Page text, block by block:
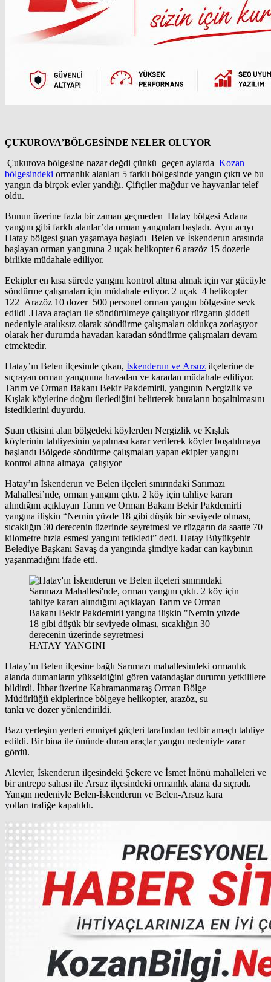
ÇUKUROVA’BÖLGESİNDE NELER OLUYOR
Çukurova bölgesine nazar değdi çünkü geçen aylarda Kozan
bölgesindeki ormanlık alanları 5 farklı bölgesinde yangın çıktı ve bu
yangın da birçok evler yandığı. Çiftçiler mağdur ve hayvanlar telef
oldu.
Bunun üzerine fazla bir zaman geçmeden Hatay bölgesi Adana
yangını gibi farklı alanlar’da orman yangınları başladı. Aynı acıyı
Hatay bölgesi şuan yaşamaya başladı Belen ve İskenderun arasında
başlayan orman yangınına 2 uçak helikopter 6 arazöz 15 dozerle
birlikte müdahale ediliyor.
Eekipler en kısa sürede yangını kontrol altına almak için var gücüyle
söndürme çalışmaları için müdahale ediyor. 2 uçak 4 helikopter
122 Arazöz 10 dozer 500 personel orman yangın bölgesine sevk
edildi .Hava araçları ile söndürülmeye çalışılıyor rüzgarın şiddeti
nedeniyle aralıksız olarak söndürme çalışmaları oldukça zorlaşıyor
olarak her durumda havadan karadan söndürme çalışmaları devam
etmektedir.
Hatay’ın Belen ilçesinde çıkan, İskenderun ve Arsuz ilçelerine de
sıçrayan orman yangınına havadan ve karadan müdahale ediliyor.
Tarım ve Orman Bakanı Bekir Pakdemirli, yangının Nergizlik ve
Kışlak köylerine doğru ilerlediğini belirterek buraların boşaltılmasını
istediklerini duyurdu.
Şuan etkisini alan bölgedeki köylerden Nergizlik ve Kışlak
köylerinin tahliyesinin yapılması karar verilerek köyler boşatılmaya
başlandı Bölgede söndürme çalışmaları yapan ekipler yangını
kontrol altına almaya çalışıyor
Hatay’ın İskenderun ve Belen ilçeleri sınırındaki Sarımazı
Mahallesi’nde, orman yangını çıktı. 2 köy için tahliye kararı
alındığını açıklayan Tarım ve Orman Bakanı Bekir Pakdemirli
yangına ilişkin “Nemin yüzde 18 gibi düşük bir seviyede olması,
sıcaklığın 30 derecenin üzerinde seyretmesi ve rüzgarın da saatte 70
kilometre hızla esmesi yangını tetikledi” dedi. Hatay Büyükşehir
Belediye Başkanı Savaş da yangında şimdiye kadar can kaybının
yaşanmadığını ifade etti.
HATAY YANGINI
Hatay’ın Belen ilçesine bağlı Sarımazı mahallesindeki ormanlık
alanda dumanların yükseldiğini gören vatandaşlar durumu yetkililere
bildirdi. İhbar üzerine Kahramanmaraş Orman Bölge
Müdürlüğü ekiplerince bölgeye helikopter, arazöz, su
tankı ve dozer yönlendirildi.
Bazı yerleşim yerleri emniyet güçleri tarafından tedbir amaçlı tahliye
edildi. Bir bina ile önünde duran araçlar yangın nedeniyle zarar
gördü.
Alevler, İskenderun ilçesindeki Şekere ve İsmet İnönü mahalleleri ve
bir antrepo sahası ile Arsuz ilçesindeki ormanlık alana da sıçradı.
Yangın nedeniyle Belen-İskenderun ve Belen-Arsuz kara
yolları trafiğe kapatıldı.